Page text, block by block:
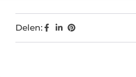
Delen: